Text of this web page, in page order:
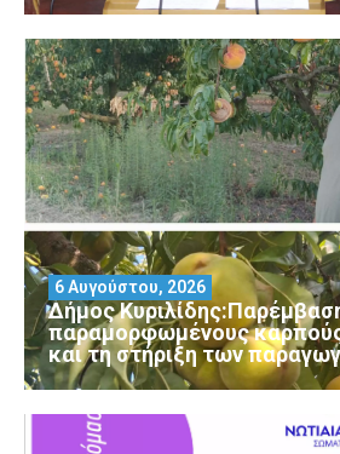
Δήμος
παραμορφωμένους
και τη στήριξη των
6 Αυγούστου, 2026